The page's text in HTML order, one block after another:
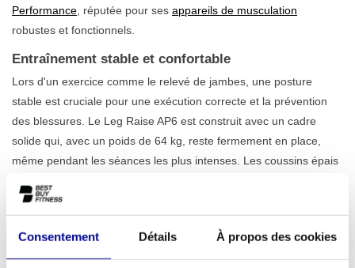
Consentement Détails À propos des cookies
Performance , réputée pour ses appareils de musculation
robustes et fonctionnels.
Entraînement stable et confortable
Lors d'un exercice comme le relevé de jambes, une posture
stable est cruciale pour une exécution correcte et la prévention
des blessures. Le Leg Raise AP6 est construit avec un cadre
solide qui, avec un poids de 64 kg, reste fermement en place,
même pendant les séances les plus intenses. Les coussins épais
ergonomique
sur vos abdominaux sans solliciter inutilement votre dos ou vos
épaules. L'appareil est conçu pour la durabilité et une utilisation
intensive, ce qui en fait un choix fiable pour tout espace